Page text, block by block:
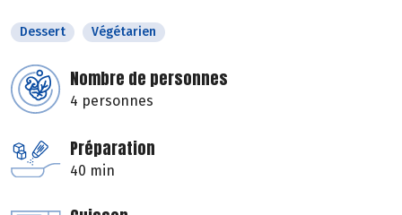
Dessert Végétarien
Nombre de personnes
4 personnes
Préparation
40 min